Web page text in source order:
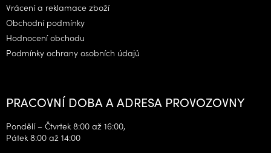
Vrácení a reklamace zboží
Obchodní podmínky
Hodnocení obchodu
Podmínky ochrany osobních údajů
PRACOVNÍ DOBA A ADRESA PROVOZOVNY
Pondělí – Čtvrtek 8:00 až 16:00,
Pátek 8:00 až 14:00